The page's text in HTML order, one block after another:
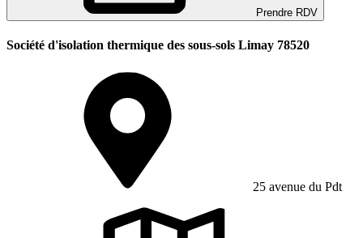
Prendre RDV
Société d'isolation thermique des sous-sols Limay 78520
25 avenue du Pdt